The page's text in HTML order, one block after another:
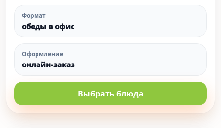
Формат
обеды в офис
Оформление
онлайн-заказ
Выбрать блюда